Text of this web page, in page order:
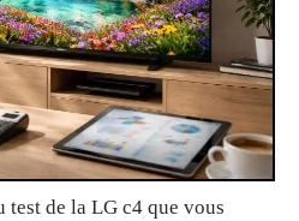
test de la LG c4 que vous